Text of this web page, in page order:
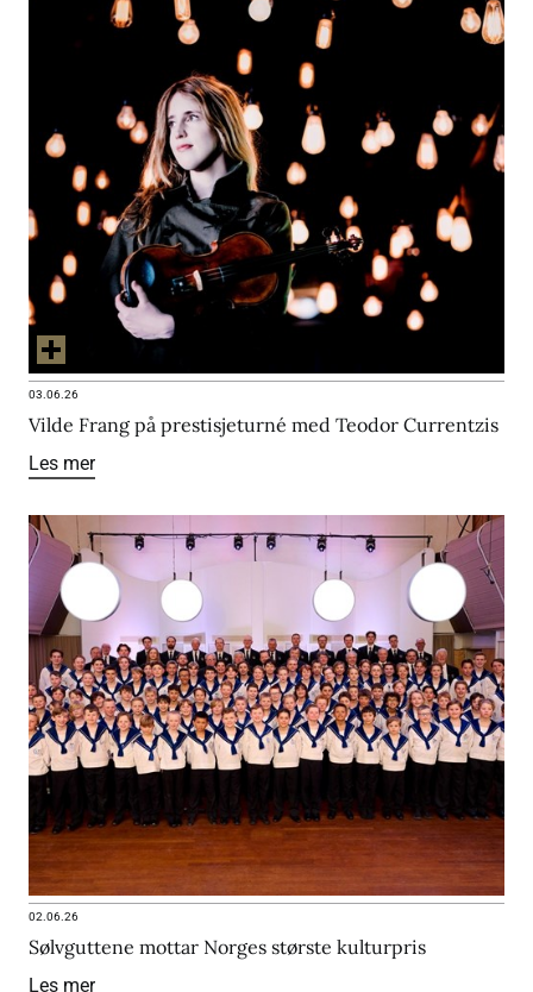
03.06.26
Vilde Frang på prestisjeturné med Teodor Currentzis
Les mer
02.06.26
Sølvguttene mottar Norges største kulturpris
Les mer